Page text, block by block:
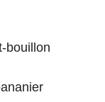
bouillon